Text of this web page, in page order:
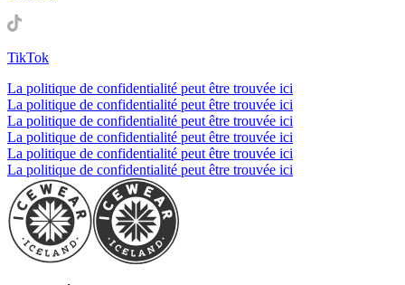
TikTok
La politique de confidentialité peut être trouvée ici
La politique de confidentialité peut être trouvée ici
La politique de confidentialité peut être trouvée ici
La politique de confidentialité peut être trouvée ici
La politique de confidentialité peut être trouvée ici
La politique de confidentialité peut être trouvée ici